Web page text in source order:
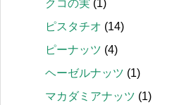
クコの実 (1)
ピスタチオ (14)
ピーナッツ (4)
ヘーゼルナッツ (1)
マカダミアナッツ (1)